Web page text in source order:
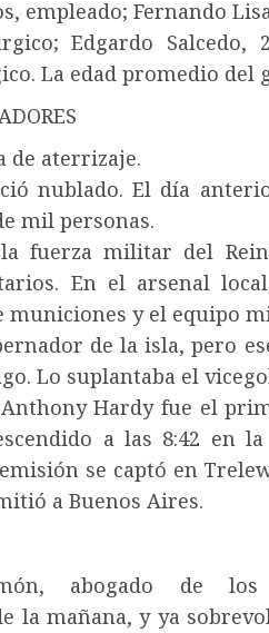
empleado; Fernando
Edgardo
La edad promedio del
de aterrizaje.
nublado. El día
mil personas.
fuerza militar del
En el arsenal
municiones y el equipo
de la isla, pero
Lo suplantaba el
Hardy fue el
a las 8:42 en
se captó en
a Buenos Aires.
abogado de
la mañana, y ya